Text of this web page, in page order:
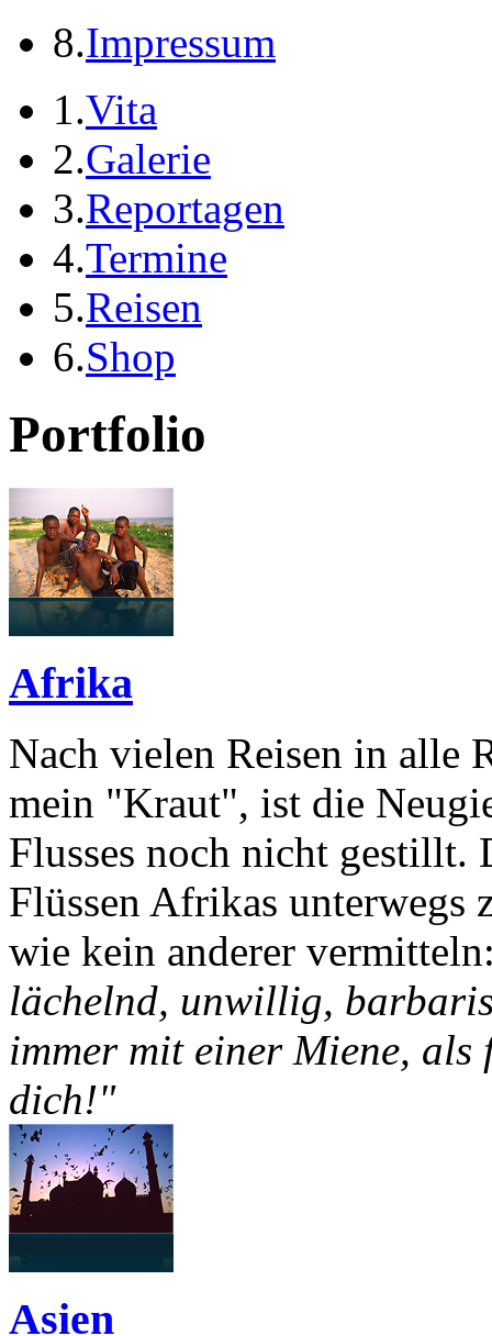
8.Impressum
1.Vita
2.Galerie
3.Reportagen
4.Termine
5.Reisen
6.Shop
Portfolio
Afrika
Nach vielen Reisen in alle
mein "Kraut", ist die
Flusses noch nicht gestillt.
Flüssen Afrikas unterwegs
wie kein anderer
lächelnd, unwillig,
immer mit einer Miene, als
dich!"
Asien